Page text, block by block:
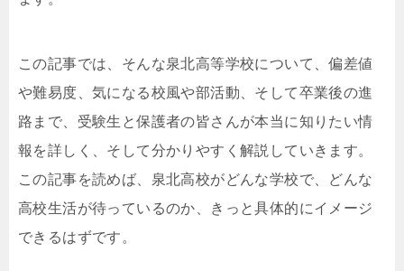
この記事では、そんな泉北高等学校について、偏差値
や難易度、気になる校風や部活動、そして卒業後の進
路まで、受験生と保護者の皆さんが本当に知りたい情
報を詳しく、そして分かりやすく解説していきます。
この記事を読めば、泉北高校がどんな学校で、どんな
高校生活が待っているのか、きっと具体的にイメージ
できるはずです。